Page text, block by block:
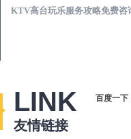
KTV高台玩乐服务攻略免费咨
LINK
友情链接
百度一下